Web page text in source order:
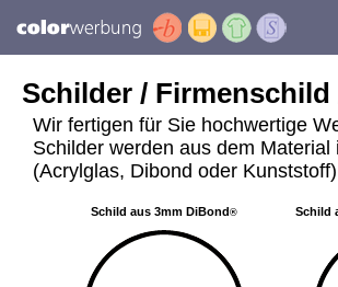
Schilder /
Wir fertigen für Sie hochwertige
Schilder werden aus dem Material
(Acrylglas, Dibond oder
Schild aus 3mm DiBond® Schild